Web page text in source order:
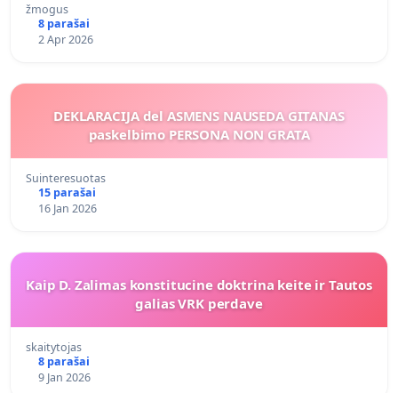
žmogus
8 parašai
2 Apr 2026
DEKLARACIJA del ASMENS NAUSEDA GITANAS
paskelbimo PERSONA NON GRATA
Suinteresuotas
15 parašai
16 Jan 2026
Kaip D. Zalimas konstitucine doktrina keite ir Tautos
galias VRK perdave
skaitytojas
8 parašai
9 Jan 2026